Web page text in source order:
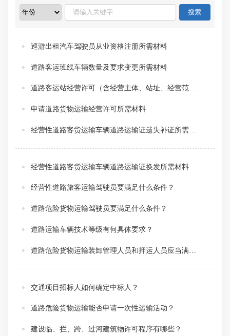
巡游出租汽车驾驶员从业资格注册所需材料
道路客运班线车辆数量及要求变更所需材料
道路客运站经营许可（含经营主体、站址、经营范围变更）所需材料
申请道路货物运输经营许可所需材料
经营性道路客货运输车辆道路运输证换发所需材料
经营性道路旅客运输驾驶员要满足什么条件？
道路危险货物运输驾驶员要满足什么条件？
道路运输车辆技术等级有何具体要求？
交通项目招标人如何确定中标人？
道路危险货物运输能否申请一次性运输活动？
建设临、拦、跨、过河建筑物许可程序有哪些？